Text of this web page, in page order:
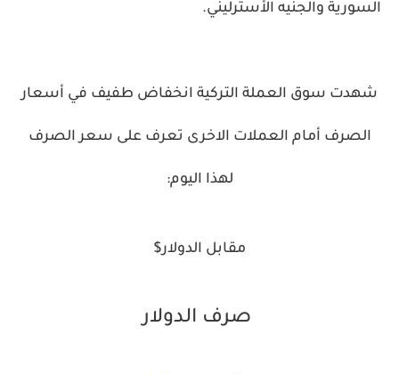
السورية والجنيه الأسترليني.
شهدت سوق العملة التركية انخفاض طفيف في أسعار
الصرف أمام العملات الاخرى تعرف على سعر الصرف
لهذا اليوم:
مقابل الدولار$
صرف الدولار